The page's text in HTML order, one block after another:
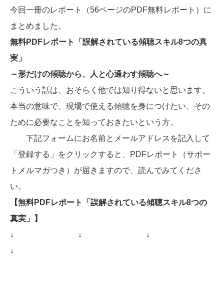
今回一冊のレポート（56ページのPDF無料レポート）に
まとめました。
無料PDFレポート「誤解されている傾聴スキル8つの真
実」
～形だけの傾聴から、人と心通わす傾聴へ～
こういう話は、おそらく他では知り得ないと思います。
本当の意味で、現場で使える傾聴を身につけたい、その
ために必要なことを知っておきたいという方。
下記フォームにお名前とメールアドレスを記入して
「登録する」をクリックすると、PDFレポート（サポー
トメルマガつき）が届きますので、読んでみてくださ
い。
【無料PDFレポート「誤解されている傾聴スキル8つの
真実」】
↓
↓
↓
↓